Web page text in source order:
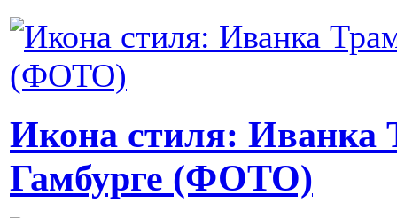
Икона стиля: Иванка
Гамбурге (ФОТО)